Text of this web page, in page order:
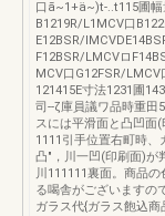
口ã~1+ä~)t-..t115圃幅
B1219R/L1MCV口
E12BSR/
F12BSR/LMCVロ
MCV口G12FSR/
121415E寸法1231圃
司--ζ庫員議ワ品時重田
スには平滑面と凸凹面
1111引手位置右町時、
凸"，川一凹(印刷面)が
川111111裏面。商品
る喝舎がございますの
ガラス代{ガラス飽込商